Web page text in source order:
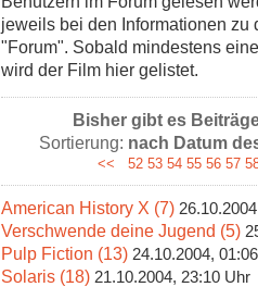
jeweils bei den Informationen zu
"Forum". Sobald mindestens
wird der Film hier gelistet.
Bisher gibt es
Sortierung: nach Datum
<< 52 53 54 55 56 57
American History X (7)
Verschwende deine Jugend (5)
Pulp Fiction (13) 24.10.2004,
Solaris (18) 21.10.2004, 23:10 Uhr